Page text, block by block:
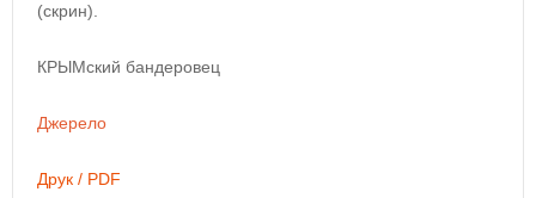
(скрин).
КРЫМский бандеровец
Джерело
Друк / PDF